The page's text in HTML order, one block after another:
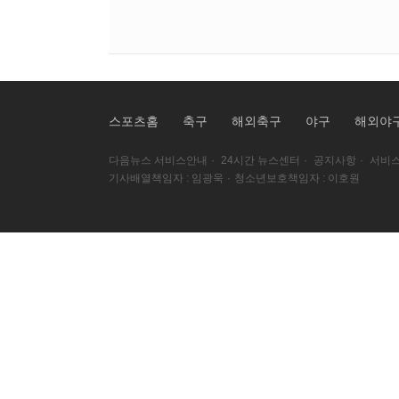
스포츠홈 축구 해외축구 야구 해외야
다음뉴스 서비스안내 · 24시간 뉴스센터 · 공지사항 ·
서비
기사배열책임자 : 임광욱 · 청소년보호책임자 : 이호원